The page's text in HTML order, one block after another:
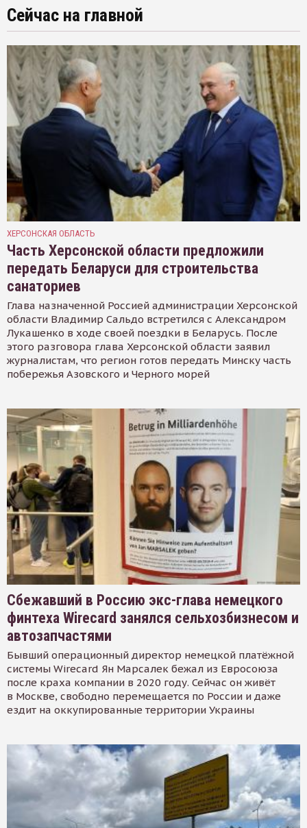
Сейчас на главной
ХЕРСОНСКАЯ ОБЛАСТЬ
Часть Херсонской области предложили
передать Беларуси для строительства
санаториев
Глава назначенной Россией администрации Херсонской
области Владимир Сальдо встретился с Александром
Лукашенко в ходе своей поездки в Беларусь. После
этого разговора глава Херсонской области заявил
журналистам, что регион готов передать Минску часть
побережья Азовского и Черного морей
Сбежавший в Россию экс-глава немецкого
финтеха Wirecard занялся сельхозбизнесом и
автозапчастями
Бывший операционный директор немецкой платёжной
системы Wirecard Ян Марсалек бежал из Евросоюза
после краха компании в 2020 году. Сейчас он живёт
в Москве, свободно перемещается по России и даже
ездит на оккупированные территории Украины